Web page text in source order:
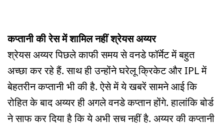
कप्तानी की रेस में शामिल नहीं श्रेयस अय्यर
श्रेयस अय्यर पिछले काफी समय से वनडे फॉर्मेट में बहुत
अच्छा कर रहे हैं. साथ ही उन्होंने घरेलू क्रिकेट और IPL में
बेहतरीन कप्तानी भी की है. ऐसे में ये खबरें सामने आई कि
रोहित के बाद अय्यर ही अगले वनडे कप्तान होंगे. हालांकि बोर्ड
ने साफ कर दिया है कि ये अभी सच नहीं है. अय्यर की कप्तानी